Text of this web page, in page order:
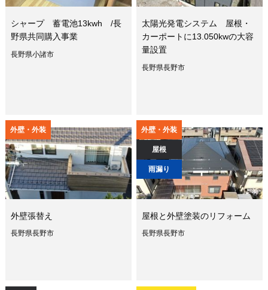
シャープ 蓄電池13kwh /長
野県共同購入事業
長野県小諸市
太陽光発電システム 屋根・
カーポートに13.050kwの大容
量設置
長野県長野市
外壁・外装
外壁張替え
長野県長野市
外壁・外装
屋根
雨漏り
屋根と外壁塗装のリフォーム
長野県長野市